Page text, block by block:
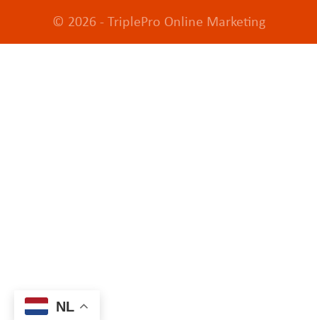
© 2026 -TriplePro Online Marketing
NL